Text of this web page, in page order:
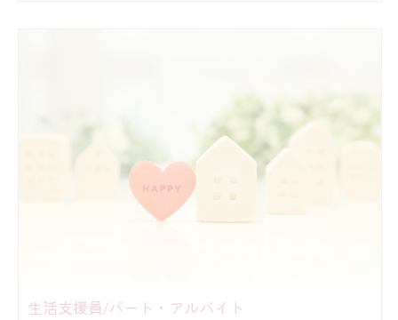
生活支援員/パート・アルバイト